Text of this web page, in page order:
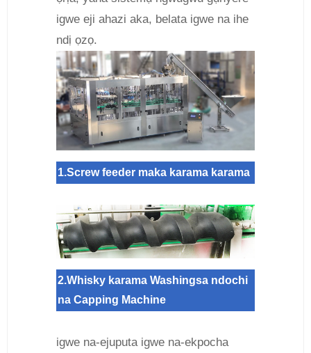
igwe eji ahazi aka, belata igwe na ihe
ndị ọzọ.
1.Screw feeder maka karama karama
2.Whisky karama Washingsa ndochi
na Capping Machine
igwe na-ejuputa igwe na-ekpocha